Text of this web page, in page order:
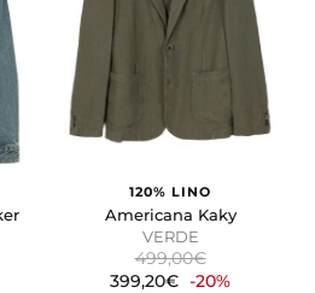
120% LINO
Americana Kaky
VERDE
499,00€
399,20€ -20%
que tiene, como su idioma
la que usted se encuentra.
para rastrear a los visitantes en
es mostrar anuncios
para el usuario individual.